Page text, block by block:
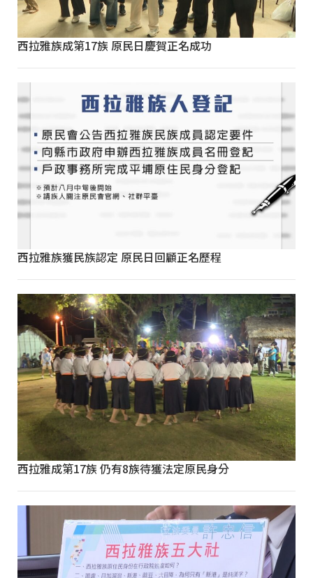
西拉雅族成第17族 原民日慶賀正名成功
西拉雅族獲民族認定 原民日回顧正名歷程
西拉雅成第17族 仍有8族待獲法定原民身分